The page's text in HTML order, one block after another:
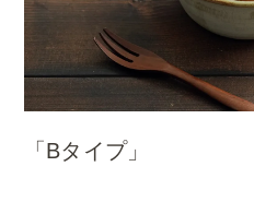
「Bタイプ」